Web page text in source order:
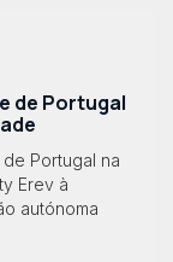
de Portugal
Portugal na
Erev à
autónoma